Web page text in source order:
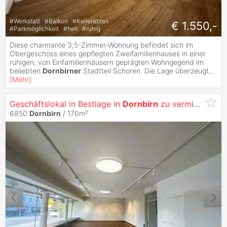
#Werkstatt #Balkon #Kellerabteil
#Parkmöglichkeit #hell #ruhig € 1.550,-
Diese charmante 3,5-Zimmer-Wohnung befindet sich im
Obergeschoss eines gepflegten Zweifamilienhauses in einer
ruhigen, von Einfamilienhäusern geprägten Wohngegend im
beliebten Dornbirner Stadtteil Schoren. Die Lage überzeugt...
[Mehr]
Geschäftslokal in Bestlage in Dornbirn zu vermieten
6850 Dornbirn / 170m²